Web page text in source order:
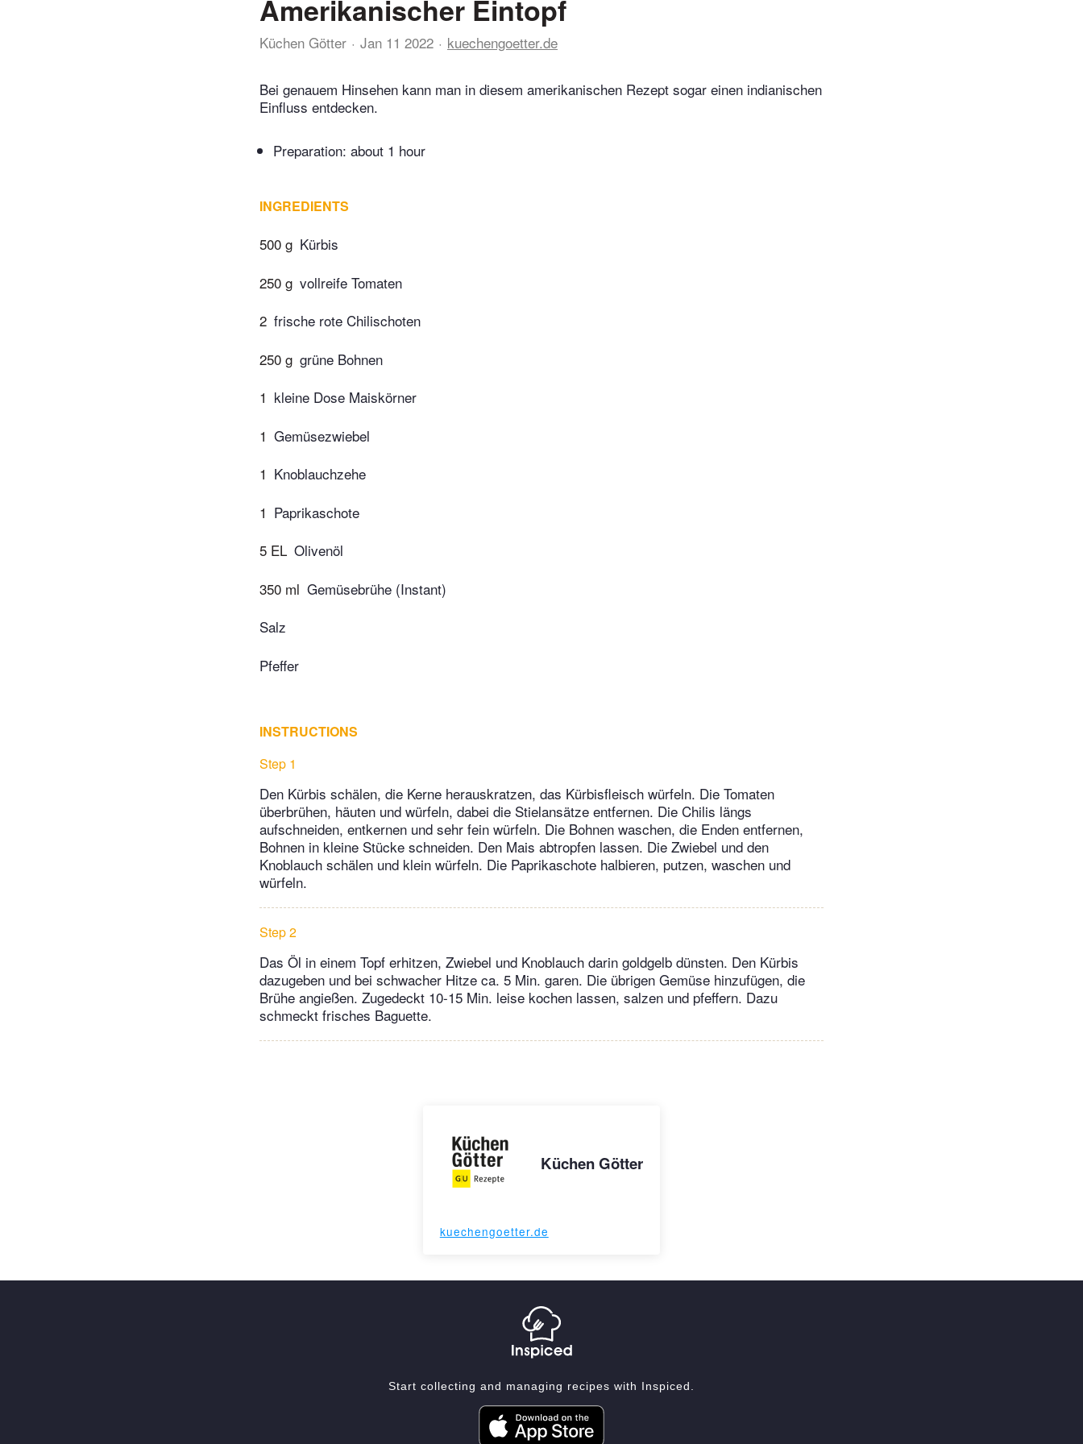
Amerikanischer Eintopf
Küchen Götter Jan 11 2022 kuechengoetter.de
Bei genauem Hinsehen kann man in diesem amerikanischen Rezept sogar einen indianischen
Einfluss entdecken.
Preparation: about 1 hour
INGREDIENTS
500 g Kürbis
250 g vollreife Tomaten
2 frische rote Chilischoten
250 g grüne Bohnen
1 kleine Dose Maiskörner
1 Gemüsezwiebel
1 Knoblauchzehe
1 Paprikaschote
5 EL Olivenöl
350 ml Gemüsebrühe (Instant)
Salz
Pfeffer
INSTRUCTIONS
Step 1
Den Kürbis schälen, die Kerne herauskratzen, das Kürbisfleisch würfeln. Die Tomaten
überbrühen, häuten und würfeln, dabei die Stielansätze entfernen. Die Chilis längs
aufschneiden, entkernen und sehr fein würfeln. Die Bohnen waschen, die Enden entfernen,
Bohnen in kleine Stücke schneiden. Den Mais abtropfen lassen. Die Zwiebel und den
Knoblauch schälen und klein würfeln. Die Paprikaschote halbieren, putzen, waschen und
würfeln.
Step 2
Das Öl in einem Topf erhitzen, Zwiebel und Knoblauch darin goldgelb dünsten. Den Kürbis
dazugeben und bei schwacher Hitze ca. 5 Min. garen. Die übrigen Gemüse hinzufügen, die
Brühe angießen. Zugedeckt 10-15 Min. leise kochen lassen, salzen und pfeffern. Dazu
schmeckt frisches Baguette.
Küchen Götter
kuechengoetter.de
Start collecting and managing recipes with Inspiced.